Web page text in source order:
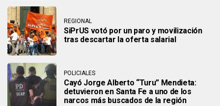
REGIONAL
SiPrUS votó por un paro y movilización
tras descartar la oferta salarial
POLICIALES
Cayó Jorge Alberto “Turu” Mendieta:
detuvieron en Santa Fe a uno de los
narcos más buscados de la región